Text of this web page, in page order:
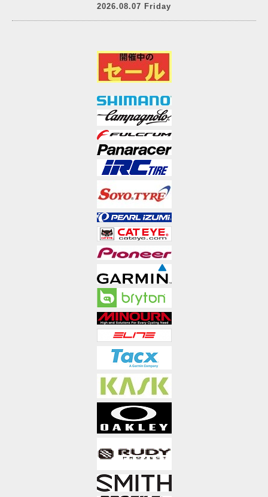
2026.08.07 Friday